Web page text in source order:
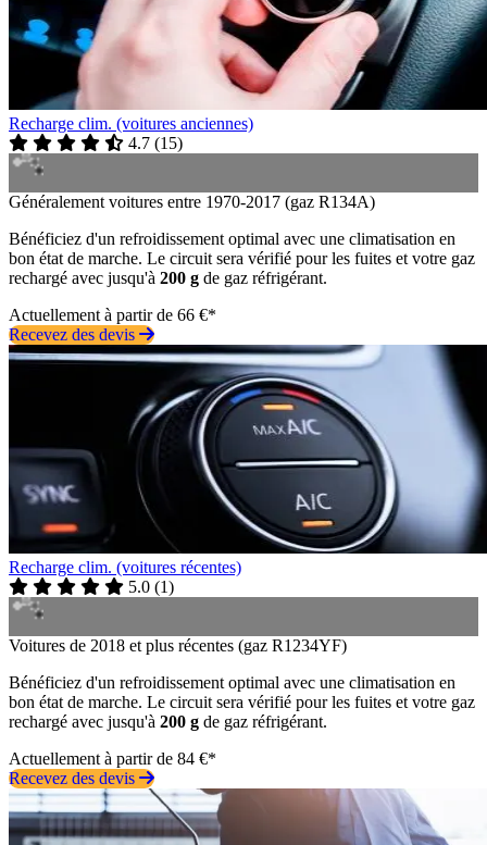
Recharge clim. (voitures anciennes)
4.7 (15)
Généralement voitures entre 1970-2017 (gaz R134A)
Bénéficiez d'un refroidissement optimal avec une climatisation en
bon état de marche. Le circuit sera vérifié pour les fuites et votre gaz
rechargé avec jusqu'à 200 g de gaz réfrigérant.
Actuellement à partir de 66 €*
Recevez des devis
Recharge clim. (voitures récentes)
5.0 (1)
Voitures de 2018 et plus récentes (gaz R1234YF)
Bénéficiez d'un refroidissement optimal avec une climatisation en
bon état de marche. Le circuit sera vérifié pour les fuites et votre gaz
rechargé avec jusqu'à 200 g de gaz réfrigérant.
Actuellement à partir de 84 €*
Recevez des devis